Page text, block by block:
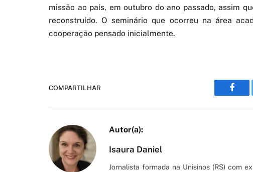
missão ao país, em outubro do ano passado, assim
reconstruído. O seminário que ocorreu na área
cooperação pensado inicialmente.
COMPARTILHAR
Isaura Daniel
Jornalista formada na Unisinos (RS) com